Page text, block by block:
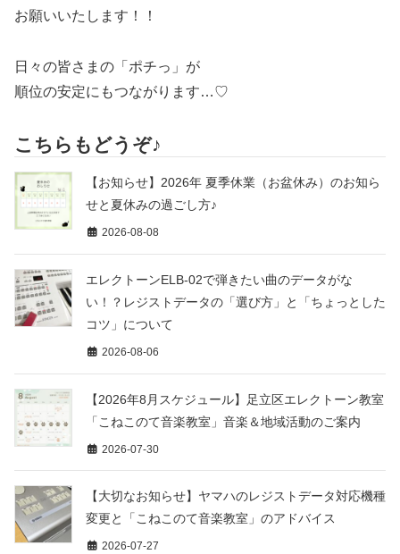
お願いいたします！！
日々の皆さまの「ポチっ」が
順位の安定にもつながります…♡
こちらもどうぞ♪
【お知らせ】2026年 夏季休業（お盆休み）のお知ら
せと夏休みの過ごし方♪
2026-08-08
エレクトーンELB-02で弾きたい曲のデータがな
い！？レジストデータの「選び方」と「ちょっとした
コツ」について
2026-08-06
【2026年8月スケジュール】足立区エレクトーン教室
「こねこのて音楽教室」音楽＆地域活動のご案内
2026-07-30
【大切なお知らせ】ヤマハのレジストデータ対応機種
変更と「こねこのて音楽教室」のアドバイス
2026-07-27